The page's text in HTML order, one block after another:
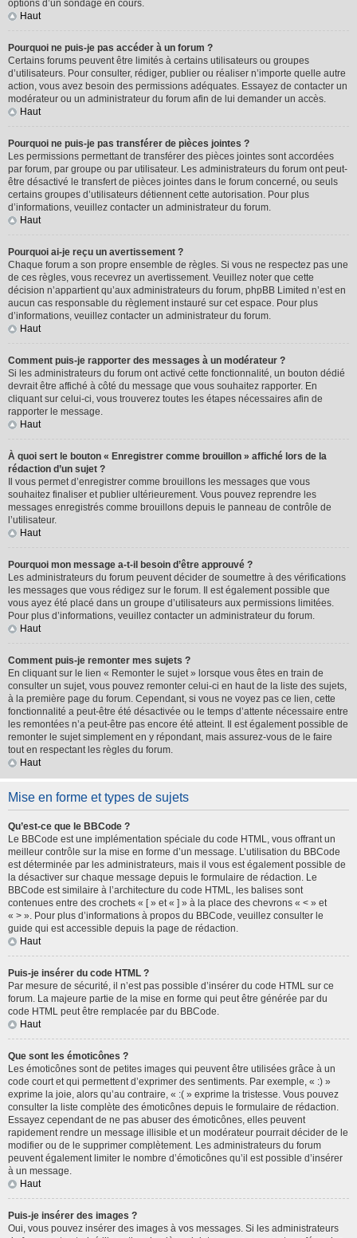
options d’un sondage en cours.
Haut
Pourquoi ne puis-je pas accéder à un forum ?
Certains forums peuvent être limités à certains utilisateurs ou groupes
d’utilisateurs. Pour consulter, rédiger, publier ou réaliser n’importe quelle autre
action, vous avez besoin des permissions adéquates. Essayez de contacter un
modérateur ou un administrateur du forum afin de lui demander un accès.
Haut
Pourquoi ne puis-je pas transférer de pièces jointes ?
Les permissions permettant de transférer des pièces jointes sont accordées
par forum, par groupe ou par utilisateur. Les administrateurs du forum ont peut-
être désactivé le transfert de pièces jointes dans le forum concerné, ou seuls
certains groupes d’utilisateurs détiennent cette autorisation. Pour plus
d’informations, veuillez contacter un administrateur du forum.
Haut
Pourquoi ai-je reçu un avertissement ?
Chaque forum a son propre ensemble de règles. Si vous ne respectez pas une
de ces règles, vous recevrez un avertissement. Veuillez noter que cette
décision n’appartient qu’aux administrateurs du forum, phpBB Limited n’est en
aucun cas responsable du règlement instauré sur cet espace. Pour plus
d’informations, veuillez contacter un administrateur du forum.
Haut
Comment puis-je rapporter des messages à un modérateur ?
Si les administrateurs du forum ont activé cette fonctionnalité, un bouton dédié
devrait être affiché à côté du message que vous souhaitez rapporter. En
cliquant sur celui-ci, vous trouverez toutes les étapes nécessaires afin de
rapporter le message.
Haut
À quoi sert le bouton « Enregistrer comme brouillon » affiché lors de la
rédaction d’un sujet ?
Il vous permet d’enregistrer comme brouillons les messages que vous
souhaitez finaliser et publier ultérieurement. Vous pouvez reprendre les
messages enregistrés comme brouillons depuis le panneau de contrôle de
l’utilisateur.
Haut
Pourquoi mon message a-t-il besoin d’être approuvé ?
Les administrateurs du forum peuvent décider de soumettre à des vérifications
les messages que vous rédigez sur le forum. Il est également possible que
vous ayez été placé dans un groupe d’utilisateurs aux permissions limitées.
Pour plus d’informations, veuillez contacter un administrateur du forum.
Haut
Comment puis-je remonter mes sujets ?
En cliquant sur le lien « Remonter le sujet » lorsque vous êtes en train de
consulter un sujet, vous pouvez remonter celui-ci en haut de la liste des sujets,
à la première page du forum. Cependant, si vous ne voyez pas ce lien, cette
fonctionnalité a peut-être été désactivée ou le temps d’attente nécessaire entre
les remontées n’a peut-être pas encore été atteint. Il est également possible de
remonter le sujet simplement en y répondant, mais assurez-vous de le faire
tout en respectant les règles du forum.
Haut
Mise en forme et types de sujets
Qu’est-ce que le BBCode ?
Le BBCode est une implémentation spéciale du code HTML, vous offrant un
meilleur contrôle sur la mise en forme d’un message. L’utilisation du BBCode
est déterminée par les administrateurs, mais il vous est également possible de
la désactiver sur chaque message depuis le formulaire de rédaction. Le
BBCode est similaire à l’architecture du code HTML, les balises sont
contenues entre des crochets « [ » et « ] » à la place des chevrons « < » et
« > ». Pour plus d’informations à propos du BBCode, veuillez consulter le
guide qui est accessible depuis la page de rédaction.
Haut
Puis-je insérer du code HTML ?
Par mesure de sécurité, il n’est pas possible d’insérer du code HTML sur ce
forum. La majeure partie de la mise en forme qui peut être générée par du
code HTML peut être remplacée par du BBCode.
Haut
Que sont les émoticônes ?
Les émoticônes sont de petites images qui peuvent être utilisées grâce à un
code court et qui permettent d’exprimer des sentiments. Par exemple, « :) »
exprime la joie, alors qu’au contraire, « :( » exprime la tristesse. Vous pouvez
consulter la liste complète des émoticônes depuis le formulaire de rédaction.
Essayez cependant de ne pas abuser des émoticônes, elles peuvent
rapidement rendre un message illisible et un modérateur pourrait décider de le
modifier ou de le supprimer complètement. Les administrateurs du forum
peuvent également limiter le nombre d’émoticônes qu’il est possible d’insérer
à un message.
Haut
Puis-je insérer des images ?
Oui, vous pouvez insérer des images à vos messages. Si les administrateurs